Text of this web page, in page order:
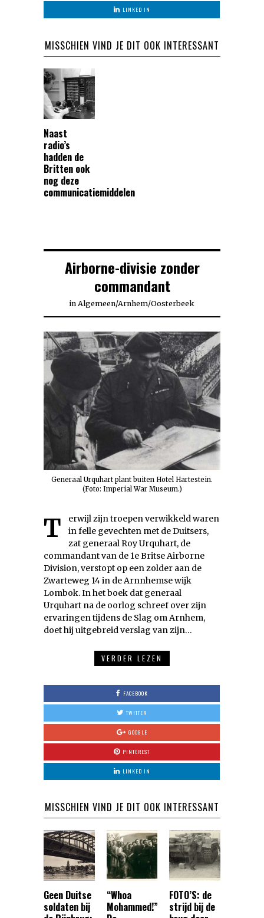
LINKED IN
MISSCHIEN VIND JE DIT OOK INTERESSANT
Naast
radio’s
hadden de
Britten ook
nog deze
communicatiemiddelen
Airborne-divisie zonder
commandant
in Algemeen/Arnhem/Oosterbeek
Generaal Urquhart plant buiten Hotel Hartestein.
(Foto: Imperial War Museum.)
Terwijl zijn troepen verwikkeld waren
in felle gevechten met de Duitsers,
zat generaal Roy Urquhart, de
commandant van de 1e Britse Airborne
Division, verstopt op een zolder aan de
Zwarteweg 14 in de Arnnhemse wijk
Lombok. In het boek dat generaal
Urquhart na de oorlog schreef over zijn
ervaringen tijdens de Slag om Arnhem,
doet hij uitgebreid verslag van zijn…
VERDER LEZEN
FACEBOOK
TWITTER
GOOGLE
PINTEREST
LINKED IN
MISSCHIEN VIND JE DIT OOK INTERESSANT
Geen Duitse
soldaten bij
“Whoa
Mohammed!”
FOTO’S: de
strijd bij de